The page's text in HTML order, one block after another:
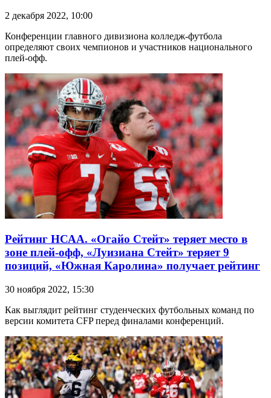
2 декабря 2022, 10:00
Конференции главного дивизиона колледж-футбола
определяют своих чемпионов и участников национального
плей-офф.
Рейтинг НСАА. «Огайо Стейт» теряет место в
зоне плей-офф, «Луизиана Стейт» теряет 9
позиций, «Южная Каролина» получает рейтинг
30 ноября 2022, 15:30
Как выглядит рейтинг студенческих футбольных команд по
версии комитета CFP перед финалами конференций.